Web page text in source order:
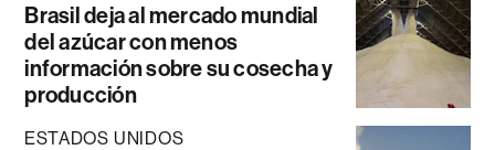
Brasil deja al mercado mundial
del azúcar con menos
información sobre su cosecha y
producción
ESTADOS UNIDOS